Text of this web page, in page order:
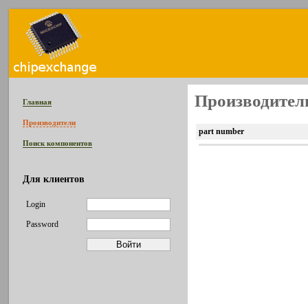
Главная
Производители
Поиск компонентов
Для клиентов
Login
Password
part number